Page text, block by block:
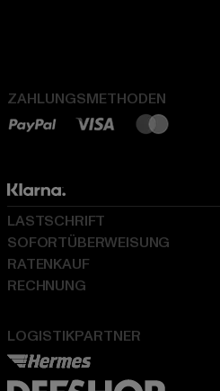
ZAHLUNGSMETHODEN
LOGISTIKPARTNER
LASTSCHRIFT
SOFORTÜBERWEISUNG
RATENKAUF
RECHNUNG